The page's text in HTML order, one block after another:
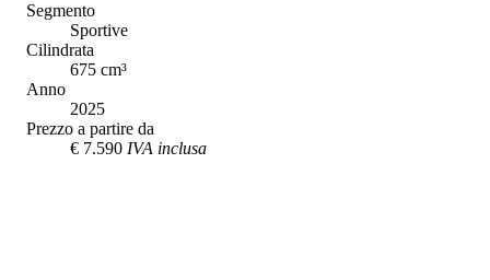
Segmento
Sportive
Cilindrata
675 cm³
Anno
2025
Prezzo a partire da
€ 7.590 IVA inclusa